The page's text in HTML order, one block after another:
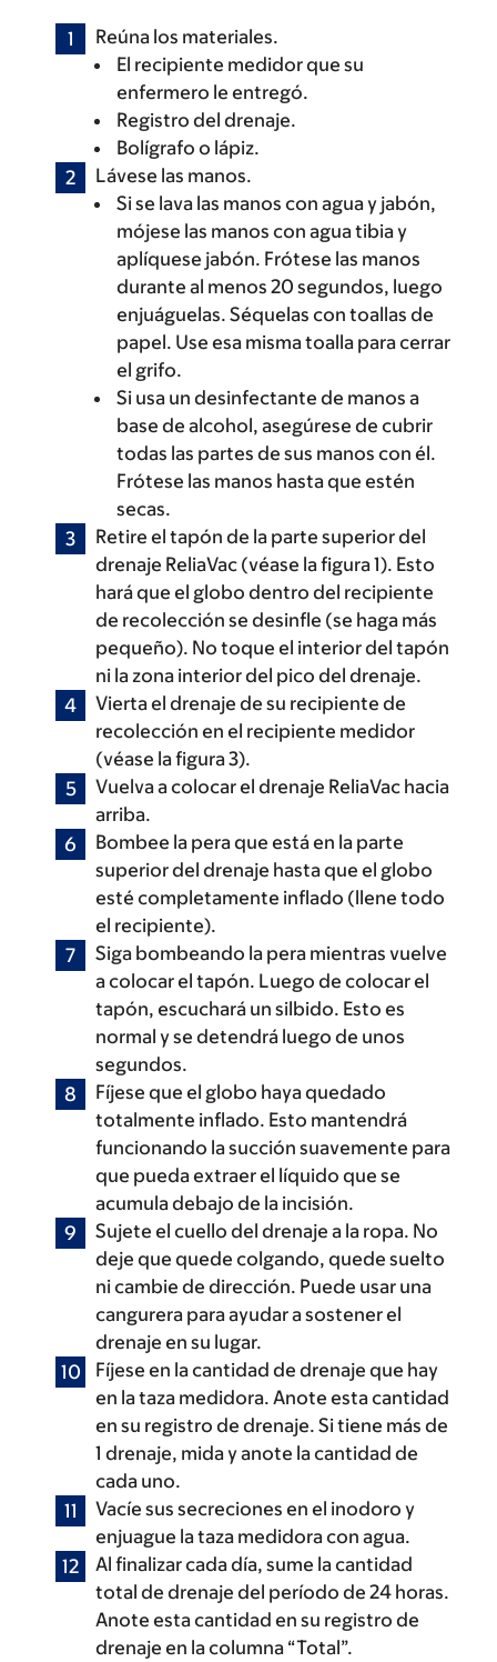
Reúna los materiales.
El recipiente medidor que su
enfermero le entregó.
Registro del drenaje.
Bolígrafo o lápiz.
Lávese las manos.
Si se lava las manos con agua y jabón,
mójese las manos con agua tibia y
aplíquese jabón. Frótese las manos
durante al menos 20 segundos, luego
enjuáguelas. Séquelas con toallas de
papel. Use esa misma toalla para cerrar
el grifo.
Si usa un desinfectante de manos a
base de alcohol, asegúrese de cubrir
todas las partes de sus manos con él.
Frótese las manos hasta que estén
secas.
Retire el tapón de la parte superior del
drenaje ReliaVac (véase la figura 1). Esto
hará que el globo dentro del recipiente
de recolección se desinfle (se haga más
pequeño). No toque el interior del tapón
ni la zona interior del pico del drenaje.
Vierta el drenaje de su recipiente de
recolección en el recipiente medidor
(véase la figura 3).
Vuelva a colocar el drenaje ReliaVac hacia
arriba.
Bombee la pera que está en la parte
superior del drenaje hasta que el globo
esté completamente inflado (llene todo
el recipiente).
Siga bombeando la pera mientras vuelve
a colocar el tapón. Luego de colocar el
tapón, escuchará un silbido. Esto es
normal y se detendrá luego de unos
segundos.
Fíjese que el globo haya quedado
totalmente inflado. Esto mantendrá
funcionando la succión suavemente para
que pueda extraer el líquido que se
acumula debajo de la incisión.
Sujete el cuello del drenaje a la ropa. No
deje que quede colgando, quede suelto
ni cambie de dirección. Puede usar una
cangurera para ayudar a sostener el
drenaje en su lugar.
Fíjese en la cantidad de drenaje que hay
en la taza medidora. Anote esta cantidad
en su registro de drenaje. Si tiene más de
1 drenaje, mida y anote la cantidad de
cada uno.
Vacíe sus secreciones en el inodoro y
enjuague la taza medidora con agua.
Al finalizar cada día, sume la cantidad
total de drenaje del período de 24 horas.
Anote esta cantidad en su registro de
drenaje en la columna “Total”.